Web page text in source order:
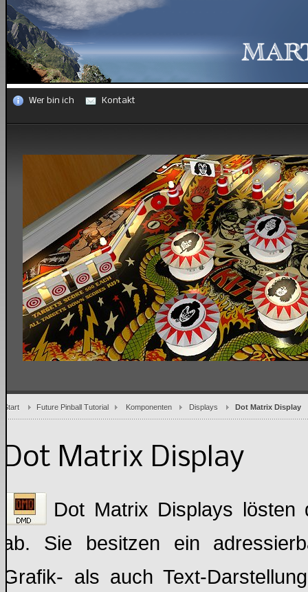
Wer bin ich Kontakt
Start Future Pinball Tutorial Komponenten Displays Dot Matrix Display
Dot Matrix Display
Dot Matrix Displays lösten
ab. Sie besitzen ein
Grafik- als auch Text-